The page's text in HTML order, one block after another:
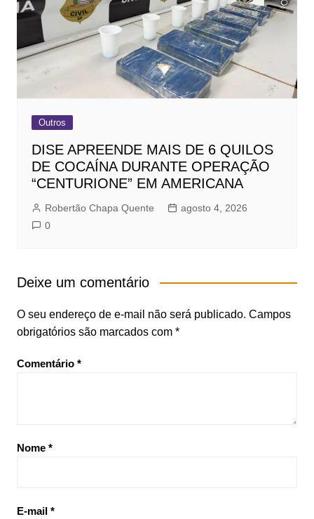
Outros
DISE APREENDE MAIS DE 6 QUILOS
DE COCAÍNA DURANTE OPERAÇÃO
“CENTURIONE” EM AMERICANA
Robertão Chapa Quente
agosto 4, 2026
0
Deixe um comentário
O seu endereço de e-mail não será publicado. Campos
obrigatórios são marcados com *
Comentário *
Nome *
E-mail *